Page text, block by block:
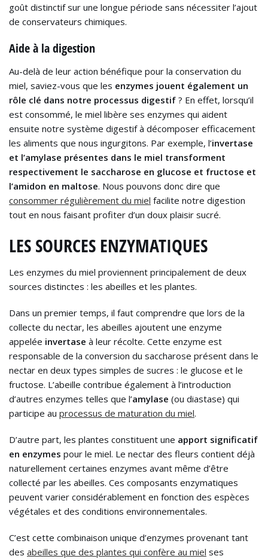
goût distinctif sur une longue période sans nécessiter l’ajout
de conservateurs chimiques.
Aide à la digestion
Au-delà de leur action bénéfique pour la conservation du
miel, saviez-vous que les enzymes jouent également un
rôle clé dans notre processus digestif ? En effet, lorsqu’il
est consommé, le miel libère ses enzymes qui aident
ensuite notre système digestif à décomposer efficacement
les aliments que nous ingurgitons. Par exemple, l’invertase
et l’amylase présentes dans le miel transforment
respectivement le saccharose en glucose et fructose et
l’amidon en maltose. Nous pouvons donc dire que
consommer régulièrement du miel facilite notre digestion
tout en nous faisant profiter d’un doux plaisir sucré.
LES SOURCES ENZYMATIQUES
Les enzymes du miel proviennent principalement de deux
sources distinctes : les abeilles et les plantes.
Dans un premier temps, il faut comprendre que lors de la
collecte du nectar, les abeilles ajoutent une enzyme
appelée invertase à leur récolte. Cette enzyme est
responsable de la conversion du saccharose présent dans le
nectar en deux types simples de sucres : le glucose et le
fructose. L’abeille contribue également à l’introduction
d’autres enzymes telles que l’amylase (ou diastase) qui
participe au processus de maturation du miel.
D’autre part, les plantes constituent une apport significatif
en enzymes pour le miel. Le nectar des fleurs contient déjà
naturellement certaines enzymes avant même d’être
collecté par les abeilles. Ces composants enzymatiques
peuvent varier considérablement en fonction des espèces
végétales et des conditions environnementales.
C’est cette combinaison unique d’enzymes provenant tant
des abeilles que des plantes qui confère au miel ses